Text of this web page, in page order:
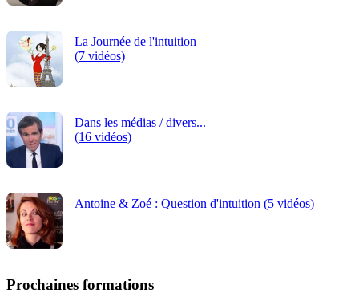
La Journée de l'intuition
(7 vidéos)
Dans les médias / divers...
(16 vidéos)
Antoine & Zoé : Question d'intuition (5 vidéos)
Prochaines formations